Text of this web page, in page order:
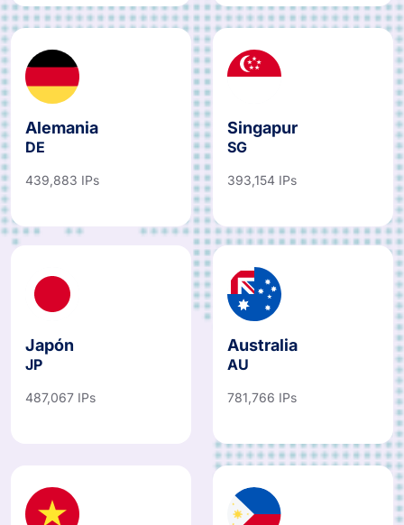
Alemania
DE
439,883 IPs
Singapur
SG
393,154 IPs
Japón
JP
487,067 IPs
Australia
AU
781,766 IPs